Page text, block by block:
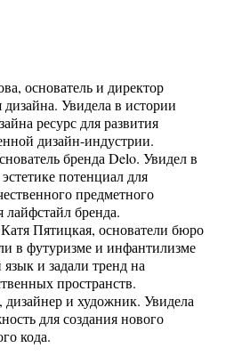
основатель и директор
Увидела в истории
ресурс для развития
дизайн-индустрии.
бренда Delo. Увидел в
потенциал для
предметного
лайфстайл бренда.
Пятицкая, основатели бюро
в футуризме и инфантилизме
и задали тренд на
пространств.
и художник. Увидела
для создания нового
кода.